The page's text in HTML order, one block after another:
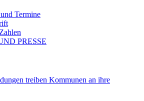
Termine
PRESSE
treiben Kommunen an ihre